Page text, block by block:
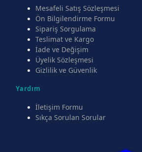
Mesafeli Satış Sözleşmesi
Ön Bilgilendirme Formu
Sipariş Sorgulama
Teslimat ve Kargo
İade ve Değişim
Üyelik Sözleşmesi
Gizlilik ve Güvenlik
Yardım
İletişim Formu
Sıkça Sorulan Sorular